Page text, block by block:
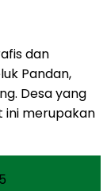
dan
Pandan,
Desa yang
merupakan